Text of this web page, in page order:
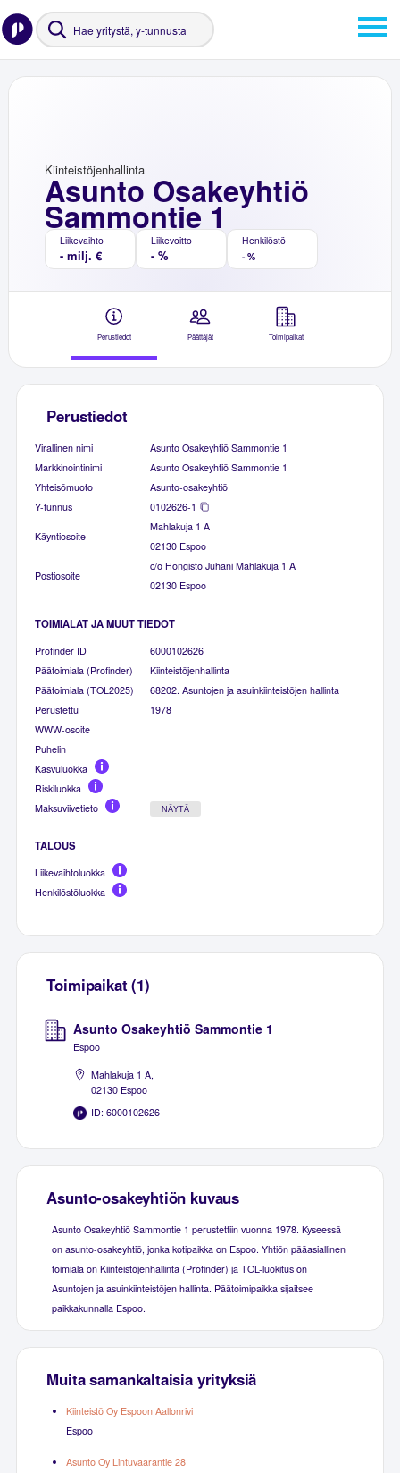
Asunto Osakeyhtiö
Sammontie 1
Kiinteistöjenhallinta
Liikevaihto
- milj. €
Liikevoitto
- %
Henkilöstö
- %
Perustiedot Päättäjät Toimipaikat
Perustiedot
Virallinen nimi
Asunto Osakeyhtiö Sammontie 1
Markkinointinimi
Asunto Osakeyhtiö Sammontie 1
Yhteisömuoto
Asunto-osakeyhtiö
Y-tunnus
0102626-1
Käyntiosoite
Mahlakuja 1 A
02130 Espoo
Postiosoite
c/o Hongisto Juhani Mahlakuja 1 A
02130 Espoo
TOIMIALAT JA MUUT TIEDOT
Profinder ID
6000102626
Päätoimiala (Profinder)
Kiinteistöjenhallinta
Päätoimiala (TOL2025)
68202. Asuntojen ja asuinkiinteistöjen hallinta
Perustettu
1978
WWW-osoite
Puhelin
Kasvuluokka
Riskiluokka
Maksuviivetieto
NÄYTÄ
TALOUS
Liikevaihtoluokka
Henkilöstöluokka
Toimipaikat (1)
Asunto Osakeyhtiö Sammontie 1
Espoo
Mahlakuja 1 A,
02130 Espoo
ID: 6000102626
Asunto-osakeyhtiön kuvaus
Asunto Osakeyhtiö Sammontie 1 perustettiin vuonna 1978. Kyseessä
on asunto-osakeyhtiö, jonka kotipaikka on Espoo. Yhtiön pääasiallinen
toimiala on Kiinteistöjenhallinta (Profinder) ja TOL-luokitus on
Asuntojen ja asuinkiinteistöjen hallinta. Päätoimipaikka sijaitsee
paikkakunnalla Espoo.
Muita samankaltaisia yrityksiä
Kiinteistö Oy Espoon Aallonrivi
Espoo
Asunto Oy Lintuvaarantie 28